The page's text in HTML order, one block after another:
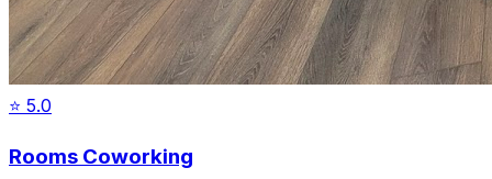
⭐ 5.0
Rooms Coworking